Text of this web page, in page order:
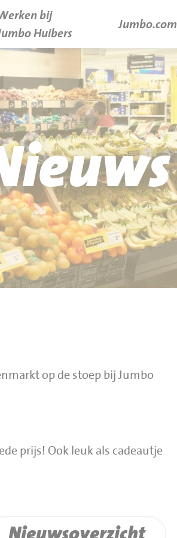
bij
Huibers
Jumbo.com
op de stoep bij Jumbo
prijs! Ook leuk als cadeautje
Nieuwsoverzicht